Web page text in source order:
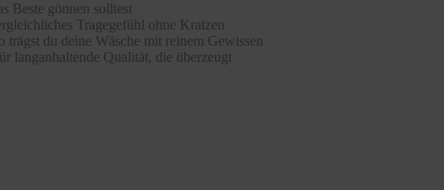
Beste gönnen solltest
Tragegefühl ohne Kratzen
du deine Wäsche mit reinem Gewissen
langanhaltende Qualität, die überzeugt